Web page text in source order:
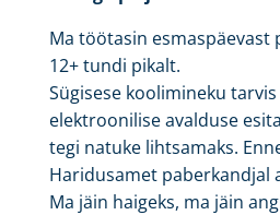
Ma töötasin esmaspäevast
12+ tundi pikalt.
Sügisese koolimineku
elektroonilise avalduse
tegi natuke lihtsamaks.
Haridusamet paberkandjal
Ma jäin haigeks, ma jäin